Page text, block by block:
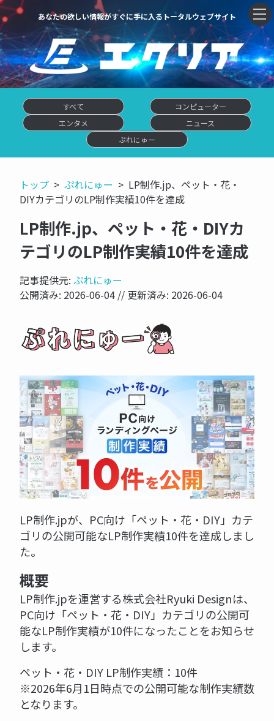
あなたの欲しい情報がすぐに手に入るトータルウェブサイト
すべて
コンピューター
エンタメ
ニュース
ぷれにゅー
トップ ぷれにゅー
LP制作.jp、ペット・花・
DIYカテゴリのLP制作実績10件を達成
LP制作.jp、ペット・花・DIYカ
テゴリのLP制作実績10件を達成
記事提供元: ぷれにゅー
公開済み: 2026-06-04 // 更新済み: 2026-06-04
LP制作.jpが、PC向け「ペット・花・DIY」カテ
ゴリの公開可能なLP制作実績10件を達成しまし
た。
概要
LP制作.jpを運営する株式会社Ryuki Designは、
PC向け「ペット・花・DIY」カテゴリの公開可
能なLP制作実績が10件になったことをお知らせ
します。
ペット・花・DIY LP制作実績：10件
※2026年6月1日時点での公開可能な制作実績数
となります。